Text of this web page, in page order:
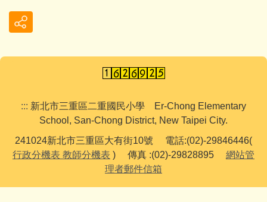
::: 新北市三重區二重國民小學 Er-Chong Elementary
School, San-Chong District, New Taipei City.
241024新北市三重區大有街10號 電話:(02)-29846446(
行政分機表 教師分機表 ) 傳真 :(02)-29828895 網站管
理者郵件信箱